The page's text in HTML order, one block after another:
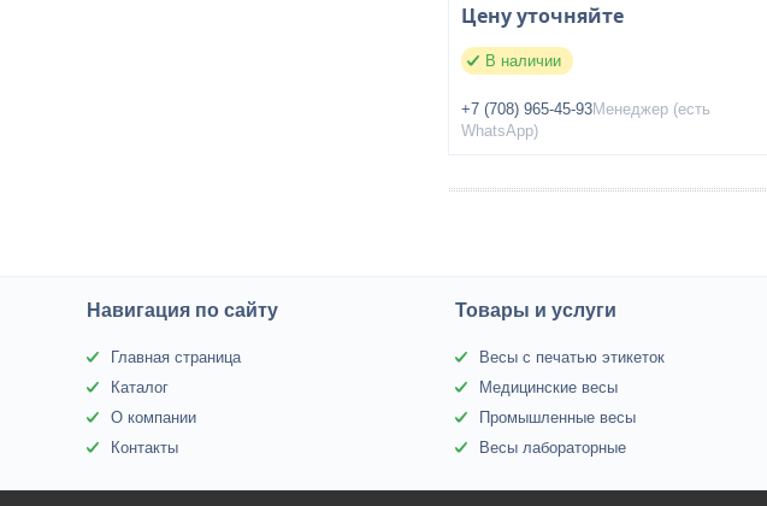
Цену уточняйте
В наличии
+7 (708) 965-45-93Менеджер (есть
WhatsApp)
Навигация по сайту
Главная страница
Каталог
О компании
Контакты
Товары и услуги
Весы с печатью этикеток
Медицинские весы
Промышленные весы
Весы лабораторные